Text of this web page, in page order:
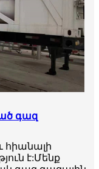
գազ
հիանալի
է:Մենք